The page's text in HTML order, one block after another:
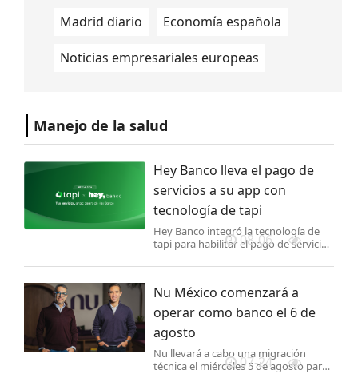
Madrid diario Economía española
Noticias empresariales europeas
Manejo de la salud
Hey Banco lleva el pago de
servicios a su app con
tecnología de tapi
Hey Banco integró la tecnología de
tapi para habilitar el pago de servicios
móvil en México.
08-06
Nu México comenzará a
operar como banco el 6 de
agosto
Nu llevará a cabo una migración
técnica el miércoles 5 de agosto para
07-24